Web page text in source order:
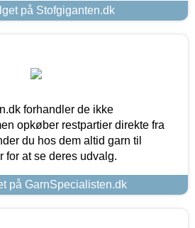
på Stofgiganten.dk
forhandler de ikke
opkøber restpartier direkte fra
du hos dem altid garn til
for at se deres udvalg.
på GarnSpecialisten.dk